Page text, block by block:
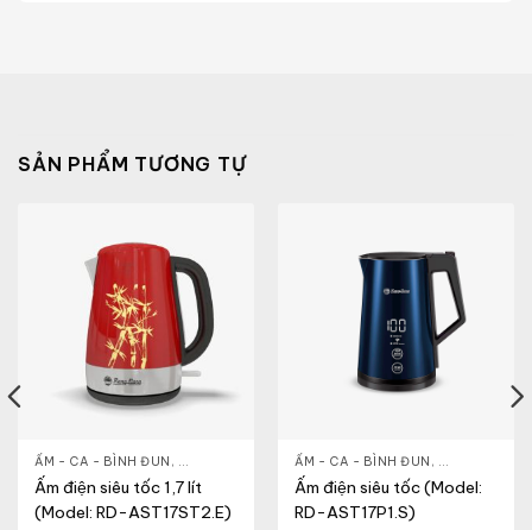
SẢN PHẨM TƯƠNG TỰ
ẤM - CA - BÌNH ĐUN , GIA DỤNG KHỎE & ĐẸP,NỒI - ẤM - CA - BÌNH
Ấm điện siêu tốc 1,7 lít
(Model: RD-AST17ST2.E)
ẤM - CA - BÌNH ĐUN ,
Ấm điện siêu tốc (Model:
RD-AST17P1.S)
& ĐẸP,NỒI - ẤM - CA - BÌNH